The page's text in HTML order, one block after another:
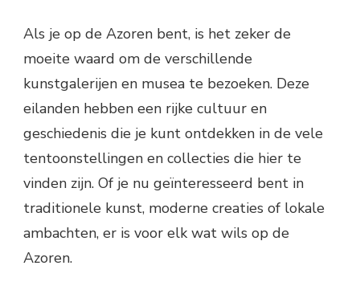
Als je op de Azoren bent, is het zeker de
moeite waard om de verschillende
kunstgalerijen en musea te bezoeken. Deze
eilanden hebben een rijke cultuur en
geschiedenis die je kunt ontdekken in de vele
tentoonstellingen en collecties die hier te
vinden zijn. Of je nu geïnteresseerd bent in
traditionele kunst, moderne creaties of lokale
ambachten, er is voor elk wat wils op de
Azoren.